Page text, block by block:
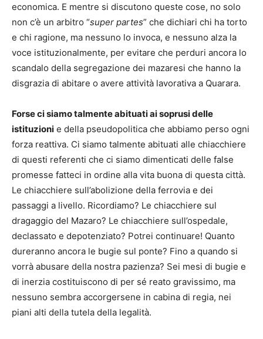
economica. E mentre si discutono queste cose, no solo
non c’è un arbitro “super partes” che dichiari chi ha torto
e chi ragione, ma nessuno lo invoca, e nessuno alza la
voce istituzionalmente, per evitare che perduri ancora lo
scandalo della segregazione dei mazaresi che hanno la
disgrazia di abitare o avere attività lavorativa a Quarara.
Forse ci siamo talmente abituati ai soprusi delle
istituzioni e della pseudopolitica che abbiamo perso ogni
forza reattiva. Ci siamo talmente abituati alle chiacchiere
di questi referenti che ci siamo dimenticati delle false
promesse fatteci in ordine alla vita buona di questa città.
Le chiacchiere sull’abolizione della ferrovia e dei
passaggi a livello. Ricordiamo? Le chiacchiere sul
dragaggio del Mazaro? Le chiacchiere sull’ospedale,
declassato e depotenziato? Potrei continuare! Quanto
dureranno ancora le bugie sul ponte? Fino a quando si
vorrà abusare della nostra pazienza? Sei mesi di bugie e
di inerzia costituiscono di per sé reato gravissimo, ma
nessuno sembra accorgersene in cabina di regia, nei
piani alti della tutela della legalità.